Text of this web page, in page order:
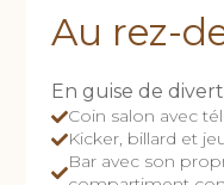
Au rez-
En guise de
Coin salon avec
Kicker, billard et
Bar avec son